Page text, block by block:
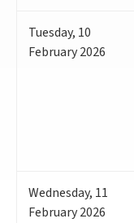
Tuesday, 10
February 2026
Wednesday, 11
February 2026